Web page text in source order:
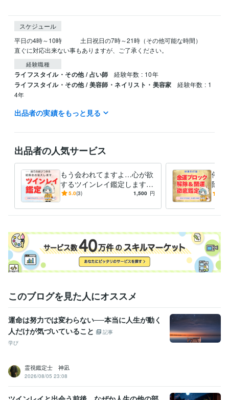
スケジュール
平日の4時～10時　　　土日祝日の7時～21時（その他可能な時間）
直ぐに対応出来ない事もありますが、ご了承ください。
経験職種
ライフスタイル・その他 / 占い師 経験年数 : 10年
ライフスタイル・その他 / 美容師・ネイリスト・美容家
経験年数 : 1
4年
資格・検定
Excel:4年Word:4年ChatGPT:1年
得意分野
占い 【恋愛成就】叶えたい恋の縁結び
恋愛占い 占い 鑑定 恋 愛 恋愛成就 片思い 可能性
紫微斗数
数理術
占い 【復縁成就】諦めたくない気持ちを成就
復縁 占い 恋愛占い 恋愛成就 恋愛 縁結び 可能性 愛
恋
出品者の実績をもっと見る
出品者の人気サービス
もう会われてますよ…心が欲
するツインレイ鑑定します
これからの人生のパートナー
5.0(3) 1,500 円
停滞
除＆
滞ら
を。
このブログを見た人にオススメ
運命は努力では変わらない──本当に人生が動く
人だけが気づいていること
記事
学び
霊視鑑定士 神凪
2026/08/05 23:08